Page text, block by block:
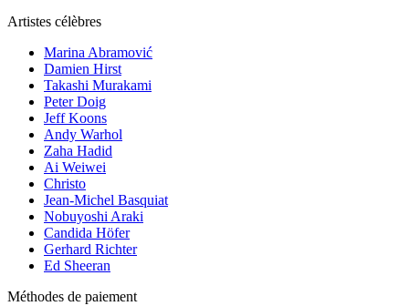
Artistes célèbres
Marina Abramović
Damien Hirst
Takashi Murakami
Peter Doig
Jeff Koons
Andy Warhol
Zaha Hadid
Ai Weiwei
Christo
Jean-Michel Basquiat
Nobuyoshi Araki
Candida Höfer
Gerhard Richter
Ed Sheeran
Méthodes de paiement